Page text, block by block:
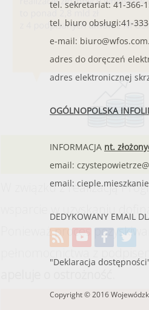
W związku z realizacją
wsparcie w uzyskaniu
Ponieważ proces
pełnomocnictwa z
tel. sekretariat: 41-366-
tel. biuro obsługi:41-
e-mail:
adres do doręczeń
adres elektronicznej
OGÓLNOPOLSKA
INFORMACJA nt.
email:
email:
DEDYKOWANY EMAIL
"Deklaracja
Copyright © 2016